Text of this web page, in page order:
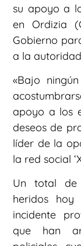
su apoyo a
en Ordizia
Gobierno
a la
«Bajo
apoyo a los
deseos de
líder de la
la red social
Un total de
heridos hoy
incidente
que han